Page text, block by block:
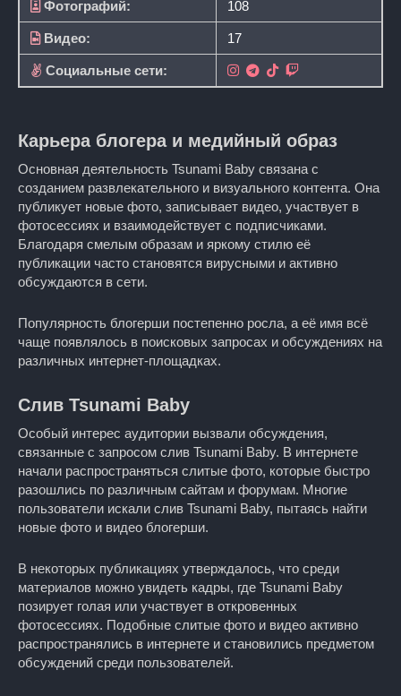
Фотографий: 108
Видео: 17
Социальные сети:
Карьера блогера и медийный образ
Основная деятельность Tsunami Baby связана с
созданием развлекательного и визуального контента. Она
публикует новые фото, записывает видео, участвует в
фотосессиях и взаимодействует с подписчиками.
Благодаря смелым образам и яркому стилю её
публикации часто становятся вирусными и активно
обсуждаются в сети.
Популярность блогерши постепенно росла, а её имя всё
чаще появлялось в поисковых запросах и обсуждениях на
различных интернет-площадках.
Слив Tsunami Baby
Особый интерес аудитории вызвали обсуждения,
связанные с запросом слив Tsunami Baby. В интернете
начали распространяться слитые фото, которые быстро
разошлись по различным сайтам и форумам. Многие
пользователи искали слив Tsunami Baby, пытаясь найти
новые фото и видео блогерши.
В некоторых публикациях утверждалось, что среди
материалов можно увидеть кадры, где Tsunami Baby
позирует голая или участвует в откровенных
фотосессиях. Подобные слитые фото и видео активно
распространялись в интернете и становились предметом
обсуждений среди пользователей.